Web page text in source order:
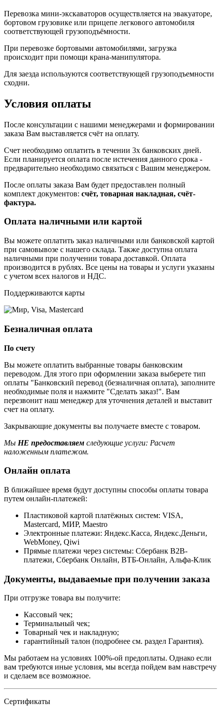
Перевозка мини-экскаваторов осуществляется на эвакуаторе,
бортовом грузовике или прицепе легкового автомобиля
соответствующей грузоподъёмности.
При перевозке бортовыми автомобилями, загрузка
происходит при помощи крана-манипулятора.
Для заезда используются соответствующей грузоподъемности
сходни.
Условия оплаты
После консультации с нашими менеджерами и формировании
заказа Вам выставляется счёт на оплату.
Счет необходимо оплатить в течении 3х банковских дней.
Если планируется оплата после истечения данного срока -
предварительно необходимо связаться с Вашим менеджером.
После оплаты заказа Вам будет предоставлен полный
комплект документов: счёт, товарная накладная, счёт-
фактура.
Оплата наличными или картой
Вы можете оплатить заказ наличными или банковской картой
при самовывозе с нашего склада. Также доступна оплата
наличными при получении товара доставкой. Оплата
производится в рублях. Все цены на товары и услуги указаны
с учетом всех налогов и НДС.
Поддерживаются карты
Безналичная оплата
По счету
Вы можете оплатить выбранные товары банковским
переводом. Для этого при оформлении заказа выберете тип
оплаты "Банковский перевод (безналичная оплата), заполните
необходимые поля и нажмите "Сделать заказ!". Вам
перезвонит наш менеджер для уточнения деталей и выставит
счет на оплату.
Закрывающие документы вы получаете вместе с товаром.
Мы НЕ предоставляем следующие услуги: Расчет
наложенным платежом.
Онлайн оплата
В ближайшее время будут доступны способы оплаты товара
путем онлайн-платежей:
Пластиковой картой платёжных систем: VISA,
Mastercard, МИР, Maestrо
Электронные платежи: Яндекс.Касса, Яндекс.Деньги,
WebMoney, Qiwi
Прямые платежи через системы: Сбербанк B2B-
платежи, Сбербанк Онлайн, ВТБ-Онлайн, Альфа-Клик
Документы, выдаваемые при получении заказа
При отгрузке товара вы получите:
Кассовый чек;
Терминальный чек;
Товарный чек и накладную;
гарантийный талон (подробнее см. раздел Гарантия).
Мы работаем на условиях 100%-ой предоплаты. Однако если
вам требуются иные условия, мы всегда пойдем вам навстречу
и сделаем все возможное.
Сертификаты